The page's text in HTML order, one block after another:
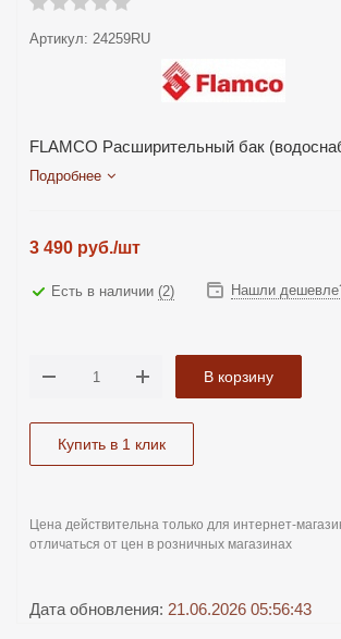
Артикул: 24259RU
FLAMCO Расширительный бак
Подробнее
3 490 руб./шт
Есть в наличии (2) Нашли
В корзину
Купить в 1 клик
Цена действительна только для интернет-
отличаться от цен в розничных магазинах
Дата обновления: 21.06.2026 05:56:43